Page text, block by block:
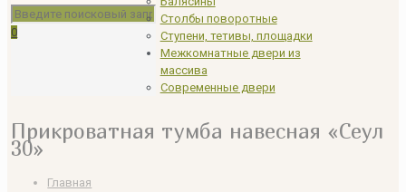
0
Прикроватная тумба навесная «Сеул
30»
Главная
Столбы поворотные
Ступени, тетивы, площадки
Межкомнатные двери из
массива
Современные двери